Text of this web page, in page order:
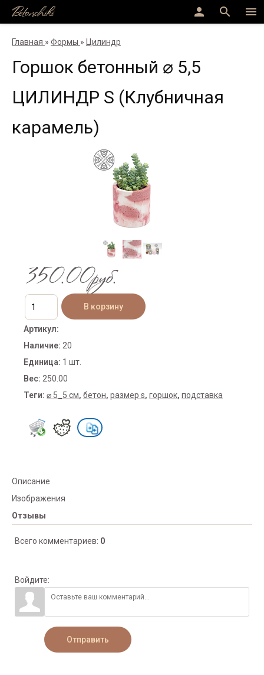
menu
search
person
Betonchiki
Главная » Формы » Цилиндр
Горшок бетонный ⌀ 5,5
ЦИЛИНДР S (Клубничная
карамель)
350.00руб.
Артикул:
Наличие: 20
Единица: 1 шт.
Вес: 250.00
Теги: ⌀ 5_5 см, бетон, размер s, горшок, подставка
Описание
Изображения
Отзывы
Всего комментариев: 0
Войдите:
Отправить